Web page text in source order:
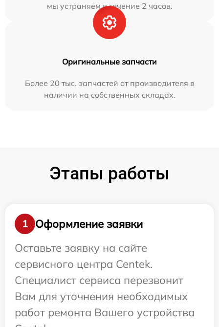
мы устраняем в течение 2 часов.
Оригинальные запчасти
Более 20 тыс. запчастей от производителя в
наличии на собственных складах.
Этапы работы
1
Оформление заявки
Оставьте заявку на сайте
сервисного центра Centek.
Специалист сервиса перезвонит
Вам для уточнения необходимых
работ ремонта Вашего устройства